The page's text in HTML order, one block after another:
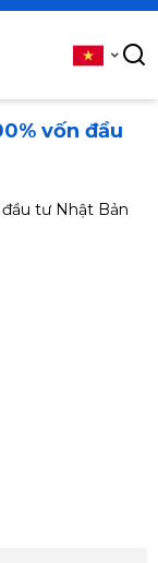
vốn đầu